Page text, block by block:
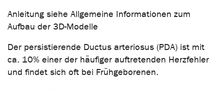
Anleitung siehe Allgemeine Informationen zum
Aufbau der 3D-Modelle
Der persistierende Ductus arteriosus (PDA) ist mit
ca. 10% einer der häufiger auftretenden Herzfehler
und findet sich oft bei Frühgeborenen.